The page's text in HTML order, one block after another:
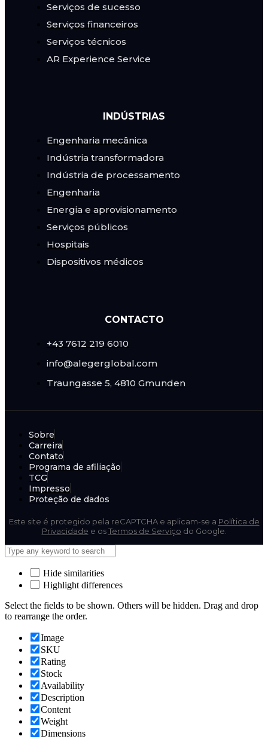
Serviços de sucesso
Serviços financeiros
Serviços técnicos
AR Experience Service
INDÚSTRIAS
Engenharia mecânica
Indústria transformadora
Indústria de processamento
Engenharia
Energia e aprovisionamento
Serviços públicos
Hospitais
Dispositivos médicos
CONTACTO
+43 7612 219 6010
info@alegerglobal.com
Traungasse 5, 4810 Gmunden
Sobre
Carreira
Contato
Programa de afiliação
TCG
Impresso
Proteção de dados
Este site é protegido pela reCAPTCHA e aplicam-se a Política de
Privacidade e osTermos de Serviço do Google.
Hide similarities
Highlight differences
Select the fields to be shown. Others will be hidden. Drag and drop
to rearrange the order.
Image
SKU
Rating
Stock
Availability
Description
Content
Weight
Dimensions